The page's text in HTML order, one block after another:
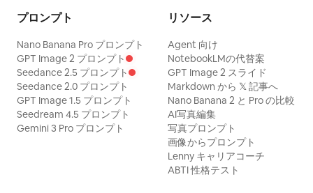
プロンプト
Nano Banana Pro プロンプト
GPT Image 2 プロンプト
Seedance 2.5 プロンプト
Seedance 2.0 プロンプト
GPT Image 1.5 プロンプト
Seedream 4.5 プロンプト
Gemini 3 Pro プロンプト
リソース
Agent 向け
NotebookLMの代替案
GPT Image 2 スライド
Markdown から 𝕏 記事へ
Nano Banana 2 と Pro の比較
AI写真編集
写真プロンプト
画像からプロンプト
Lenny キャリアコーチ
ABTI 性格テスト